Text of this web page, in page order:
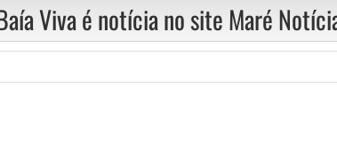
Viva é notícia no site Maré